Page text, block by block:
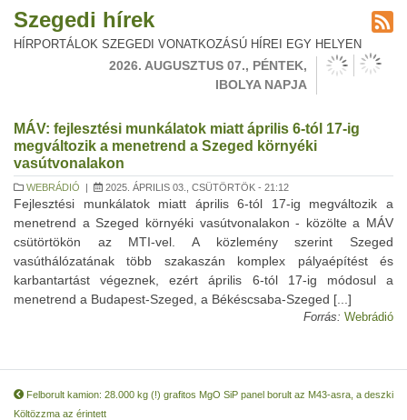
Szegedi hírek
HÍRPORTÁLOK SZEGEDI VONATKOZÁSÚ HÍREI EGY HELYEN
2026. AUGUSZTUS 07., PÉNTEK,
IBOLYA NAPJA
MÁV: fejlesztési munkálatok miatt április 6-tól 17-ig
megváltozik a menetrend a Szeged környéki
vasútvonalakon
WEBRÁDIÓ | 2025. ÁPRILIS 03., CSÜTÖRTÖK - 21:12
Fejlesztési munkálatok miatt április 6-tól 17-ig megváltozik a
menetrend a Szeged környéki vasútvonalakon - közölte a MÁV
csütörtökön az MTI-vel. A közlemény szerint Szeged
vasúthálózatának több szakaszán komplex pályaépítést és
karbantartást végeznek, ezért április 6-tól 17-ig módosul a
menetrend a Budapest-Szeged, a Békéscsaba-Szeged [...]
Forrás: Webrádió
Felborult kamion: 28.000 kg (!) grafitos MgO SiP panel borult az M43-asra, a deszki
Költözzma az érintett